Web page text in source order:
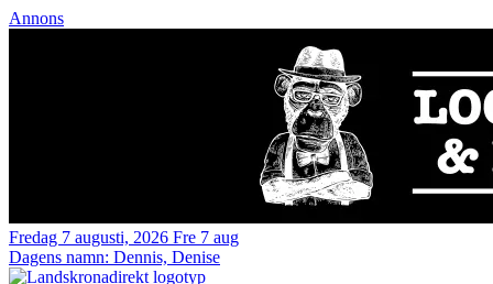
Annons
Fredag 7 augusti, 2026 Fre 7 aug
Dagens namn: Dennis, Denise